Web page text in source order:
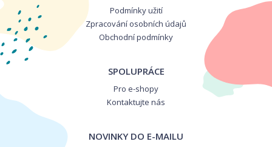
Podmínky užití
Zpracování osobních údajů
Obchodní podmínky
SPOLUPRÁCE
Pro e-shopy
Kontaktujte nás
NOVINKY DO E-MAILU